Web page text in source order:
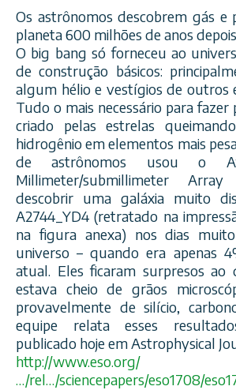
Os astrônomos descobrem gás e
planeta 600 milhões de anos
O big bang só forneceu ao
de construção básicos:
algum hélio e vestígios de outros
Tudo o mais necessário para fazer
criado pelas estrelas
hidrogênio em elementos mais
de astrônomos usou o
Millimeter/submillimeter
descobrir uma galáxia muito
A2744_YD4 (retratado na
na figura anexa) nos dias
universo – quando era apenas
atual. Eles ficaram surpresos ao
estava cheio de grãos
provavelmente de silício,
equipe relata esses
publicado hoje em Astrophysical
http://www.eso.org/
…/rel…/sciencepapers/eso1708/